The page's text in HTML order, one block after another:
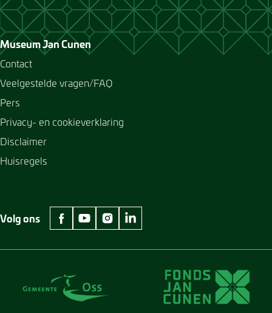
Museum Jan Cunen
Contact
Veelgestelde vragen/FAQ
Pers
Privacy- en cookieverklaring
Disclaimer
Huisregels
Volg ons
facebook Museum Jan Cunen
youtube Museum Jan Cunen
instagram Museum Jan Cunen
linkedin Museum Jan Cunen